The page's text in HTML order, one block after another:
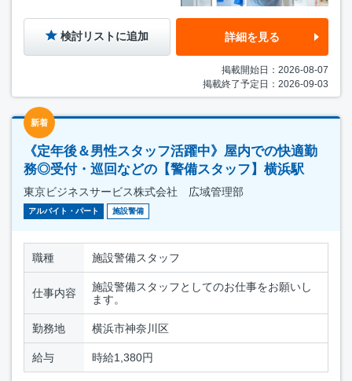
検討リストに追加 詳細を見る
掲載開始日：2026-08-07
掲載終了予定日：2026-09-03
新着
《定年後＆男性スタッフ活躍中》屋内での快適勤
務◎受付・巡回などの【警備スタッフ】横浜駅
東京ビジネスサービス株式会社 広域管理部
アルバイト・パート 施設警備
職種 施設警備スタッフ
仕事内容
施設警備スタッフとしてのお仕事をお願いし
ます。
勤務地 横浜市神奈川区
給与 時給1,380円